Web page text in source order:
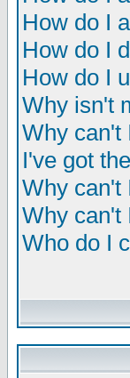
How do I
How do I
How do I
Why isn't
Why can't
I've got
Why can't
Why can't
Who do I